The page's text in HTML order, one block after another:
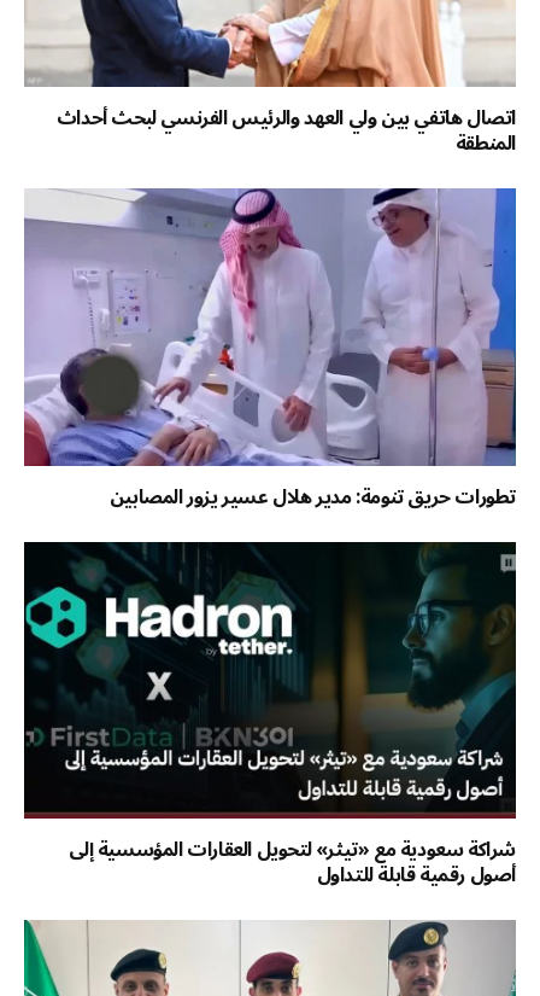
اتصال هاتفي بين ولي العهد والرئيس الفرنسي لبحث أحداث
المنطقة
تطورات حريق تنومة: مدير هلال عسير يزور المصابين
شراكة سعودية مع «تيثر» لتحويل العقارات المؤسسية إلى
أصول رقمية قابلة للتداول